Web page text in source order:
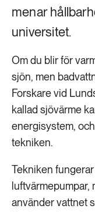
menar
universitet.
Om du blir för
sjön, men
Forskare vid
kallad sjövärme
energisystem,
tekniken.
Tekniken
använder vattnet